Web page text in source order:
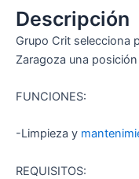
Descripción
Grupo Crit selecciona
Zaragoza una
FUNCIONES:
-Limpieza y
REQUISITOS: